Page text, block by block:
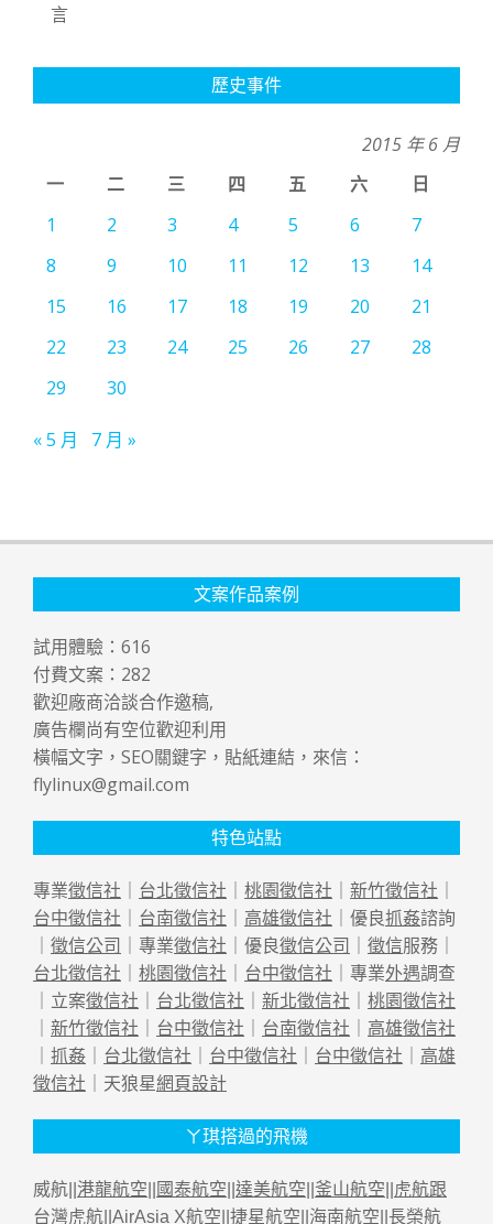
言
歷史事件
2015 年 6 月
一
二 三 四 五 六
日
1
2 3 4 5 6
7
8
9 10 11 12 13
14
15
16 17 18 19 20
21
22
23 24 25 26 27
28
29
30
« 5 月 7 月 »
文案作品案例
試用體驗： 616
付費文案： 282
歡迎廠商洽談合作邀稿,
廣告欄尚有空位歡迎利用
橫幅文字，SEO關鍵字，貼紙連結，來信：
flylinux@gmail.com
特色站點
專業徵信社 台北徵信社 桃園徵信社 新竹徵信社
台中徵信社
台南徵信社 高雄徵信社 ｜優良抓姦諮詢
徵信公司 ｜專業徵信社 ｜優良徵信公司 徵信服務｜
台北徵信社
桃園徵信社 台中徵信社 ｜專業外遇調查
｜立案徵信社 台北徵信社 新北徵信社
桃園徵信社
新竹徵信社 台中徵信社 台南徵信社
高雄徵信社
抓姦 台北徵信社 台中徵信社 台中徵信社
高雄
徵信社 ｜天狼星網頁設計
ㄚ琪搭過的飛機
威航|| 港龍航空 國泰航空 達美航空 釜山航空
虎航跟
台灣虎航 AirAsia X航空 捷星航空 海南航空 長榮航